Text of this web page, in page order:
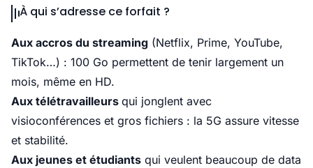
À qui s’adresse ce forfait ?
Aux accros du streaming (Netflix, Prime, YouTube,
TikTok…) : 100 Go permettent de tenir largement un
mois, même en HD.
Aux télétravailleurs qui jonglent avec
visioconférences et gros fichiers : la 5G assure vitesse
et stabilité.
Aux jeunes et étudiants qui veulent beaucoup de data